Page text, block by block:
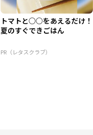
トマトと○○をあえるだけ！
夏のすぐできごはん
PR（レタスクラブ）